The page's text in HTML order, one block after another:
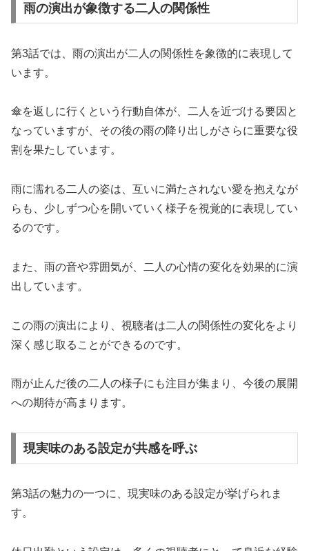
雨の演出が象徴する二人の関係性
第3話では、雨の演出が二人の関係性を象徴的に表現して
います。
傘を返しに行くという行動自体が、二人を近づける要因と
なっていますが、その後の雨の降り出しがさらに重要な役
割を果たしています。
雨に濡れる二人の姿は、互いに満たされない愛を抱えなが
らも、少しずつ心を開いていく様子を視覚的に表現してい
るのです。
また、雨の音や雰囲気が、二人の心情の変化を効果的に演
出しています。
この雨の演出により、視聴者は二人の関係性の変化をより
深く感じ取ることができるのです。
雨が止んだ後の二人の様子にも注目が集まり、今後の展開
への期待が高まります。
現実味のある設定が共感を呼ぶ
第3話の魅力の一つに、現実味のある設定が挙げられま
す。